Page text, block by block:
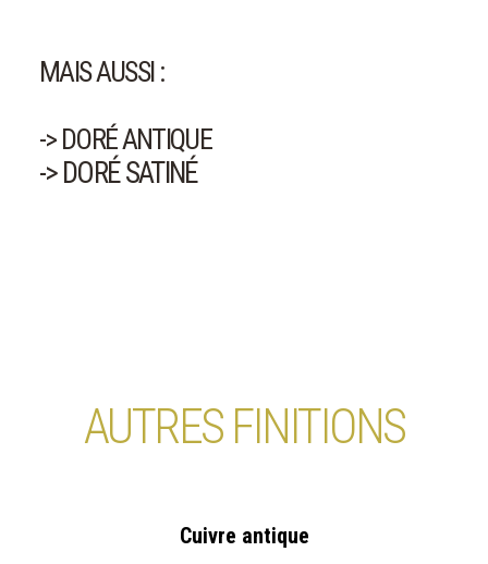
MAIS AUSSI :
-> DORÉ ANTIQUE
-> DORÉ SATINÉ
AUTRES FINITIONS
Cuivre antique